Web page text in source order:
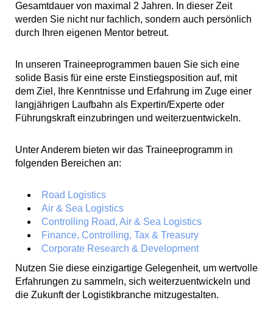
Gesamtdauer von maximal 2 Jahren. In dieser Zeit
werden Sie nicht nur fachlich, sondern auch persönlich
durch Ihren eigenen Mentor betreut.
In unseren Traineeprogrammen bauen Sie sich eine
solide Basis für eine erste Einstiegsposition auf, mit
dem Ziel, Ihre Kenntnisse und Erfahrung im Zuge einer
langjährigen Laufbahn als Expertin/Experte oder
Führungskraft einzubringen und weiterzuentwickeln.
Unter Anderem bieten wir das Traineeprogramm in
folgenden Bereichen an:
Road Logistics
Air & Sea Logistics
Controlling Road, Air & Sea Logistics
Finance, Controlling, Tax & Treasury
Corporate Research & Development
Nutzen Sie diese einzigartige Gelegenheit, um wertvolle
Erfahrungen zu sammeln, sich weiterzuentwickeln und
die Zukunft der Logistikbranche mitzugestalten.